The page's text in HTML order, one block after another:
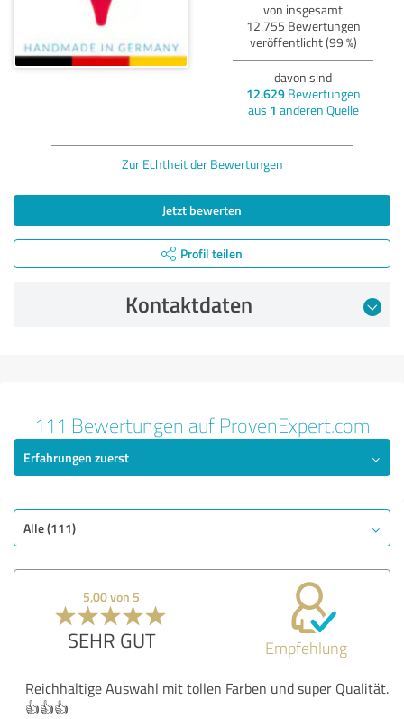
von insgesamt
12.755 Bewertungen
veröffentlicht (99 %)
davon sind
12.629Bewertungen
aus 1 anderen Quelle
Zur Echtheit der Bewertungen
Jetzt bewerten
Profil teilen
Kontaktdaten
5,00 von 5
SEHR GUT
Bewertung anzeigen
111 Bewertungen auf ProvenExpert.com
Erfahrungen zuerst
Alle (111)
5,00 von 5
SEHR GUT Empfehlung
Reichhaltige Auswahl mit tollen Farben und super Qualität.
👍👍👍